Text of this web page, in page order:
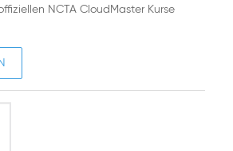
NCTA CloudMaster Kurse